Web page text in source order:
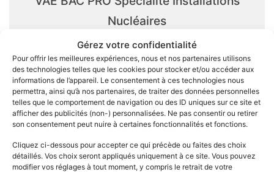
Gérez votre confidentialité
Pour offrir les meilleures expériences, nous et nos partenaires utilisons
des technologies telles que les cookies pour stocker et/ou accéder aux
informations de l’appareil. Le consentement à ces technologies nous
permettra, ainsi qu’à nos partenaires, de traiter des données personnelles
telles que le comportement de navigation ou des ID uniques sur ce site et
afficher des publicités (non-) personnalisées. Ne pas consentir ou retirer
son consentement peut nuire à certaines fonctionnalités et fonctions.
Cliquez ci-dessous pour accepter ce qui précède ou faites des choix
détaillés. Vos choix seront appliqués uniquement à ce site. Vous pouvez
modifier vos réglages à tout moment, y compris le retrait de votre
Nucléaires